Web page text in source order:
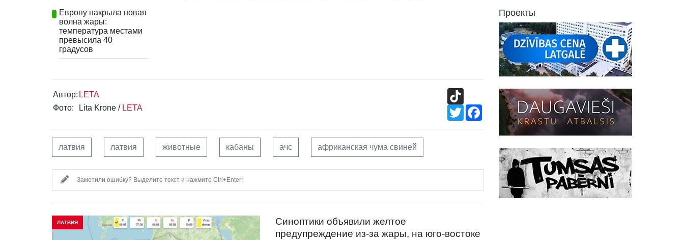
Европу накрыла новая
волна жары:
температура местами
превысила 40
градусов
Автор: LETA
Фото:
Lita Krone / LETA
TikTok
TwitterFacebook
латвия латвия животные кабаны ачс африканская чума свиней
Заметили ошибку? Выделите текст и нажмите Ctrl+Enter!
ЛАТВИЯ
Синоптики объявили желтое
предупреждение из-за жары, на юго-востоке
Проекты